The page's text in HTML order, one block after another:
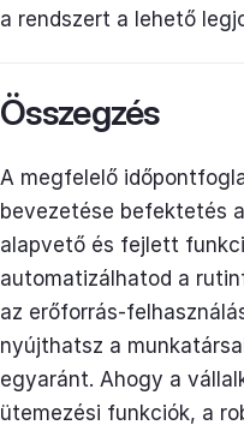
a rendszert a lehető
Összegzés
A megfelelő
bevezetése befektetés
alapvető és fejlett
automatizálhatod a
az erőforrás-
nyújthatsz a
egyaránt. Ahogy a
ütemezési funkciók, a